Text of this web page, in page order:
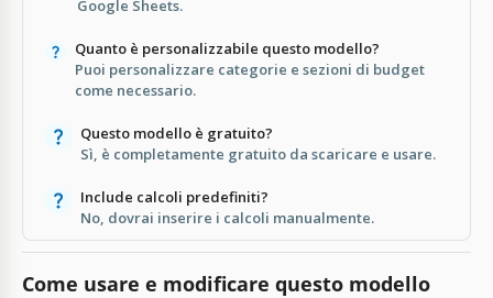
Google Sheets.
Quanto è personalizzabile questo modello?
Puoi personalizzare categorie e sezioni di budget
come necessario.
Questo modello è gratuito?
Sì, è completamente gratuito da scaricare e usare.
Include calcoli predefiniti?
No, dovrai inserire i calcoli manualmente.
Come usare e modificare questo modello